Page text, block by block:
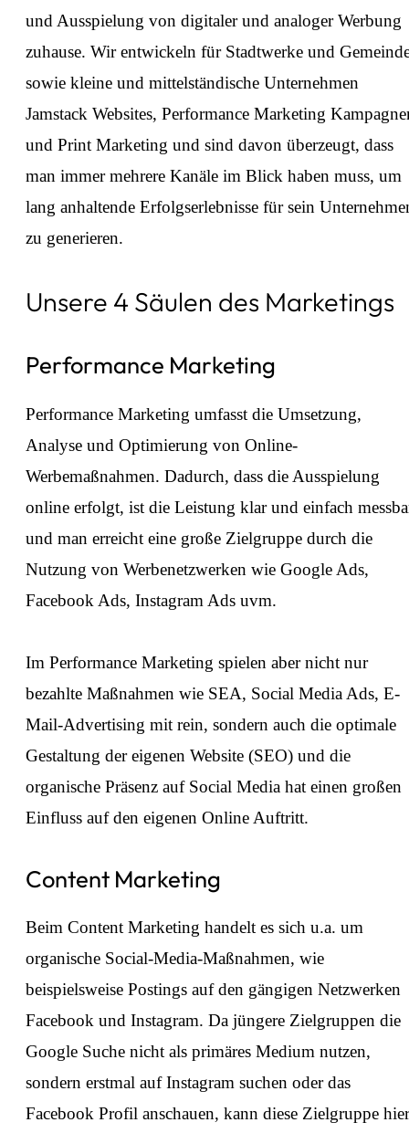
und Ausspielung von digitaler und analoger Werbung
zuhause. Wir entwickeln für Stadtwerke und
sowie kleine und mittelständische Unternehmen
Jamstack Websites, Performance Marketing
und Print Marketing und sind davon überzeugt, dass
man immer mehrere Kanäle im Blick haben muss, um
lang anhaltende Erfolgserlebnisse für sein
zu generieren.
⁠Unsere 4 Säulen des Marketings
Performance Marketing
Performance Marketing umfasst die Umsetzung,
Analyse und Optimierung von Online-
Werbemaßnahmen. Dadurch, dass die Ausspielung
online erfolgt, ist die Leistung klar und einfach
und man erreicht eine große Zielgruppe durch die
Nutzung von Werbenetzwerken wie Google Ads,
Facebook Ads, Instagram Ads uvm.
⁠Im Performance Marketing spielen aber nicht nur
bezahlte Maßnahmen wie SEA, Social Media Ads, E-
Mail-Advertising mit rein, sondern auch die optimale
Gestaltung der eigenen Website (SEO) und die
organische Präsenz auf Social Media hat einen großen
Einfluss auf den eigenen Online Auftritt.
Content Marketing
Beim Content Marketing handelt es sich u.a. um
organische Social-Media-Maßnahmen, wie
beispielsweise Postings auf den gängigen Netzwerken
Facebook und Instagram. Da jüngere Zielgruppen die
Google Suche nicht als primäres Medium nutzen,
sondern erstmal auf Instagram suchen oder das
Facebook Profil anschauen, kann diese Zielgruppe hier